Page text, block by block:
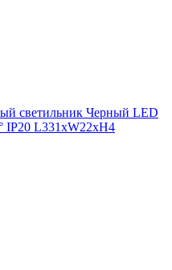
светильник Черный LED
IP20 L331xW22xH4